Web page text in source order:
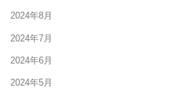
2024年8月
2024年7月
2024年6月
2024年5月